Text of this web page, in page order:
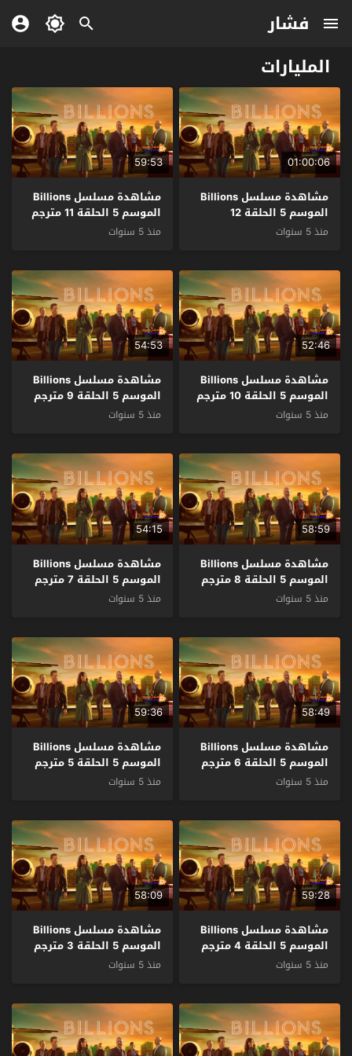
فشار
المليارات
01:00:06
مشاهدة مسلسل Billions
الموسم 5 الحلقة 12
والاخيرة مترجم
منذ 5 سنوات
59:53
مشاهدة مسلسل Billions
الموسم 5 الحلقة 11 مترجم
منذ 5 سنوات
52:46
مشاهدة مسلسل Billions
الموسم 5 الحلقة 10 مترجم
منذ 5 سنوات
54:53
مشاهدة مسلسل Billions
الموسم 5 الحلقة 9 مترجم
منذ 5 سنوات
58:59
مشاهدة مسلسل Billions
الموسم 5 الحلقة 8 مترجم
منذ 5 سنوات
54:15
مشاهدة مسلسل Billions
الموسم 5 الحلقة 7 مترجم
منذ 5 سنوات
58:49
مشاهدة مسلسل Billions
الموسم 5 الحلقة 6 مترجم
منذ 5 سنوات
59:36
مشاهدة مسلسل Billions
الموسم 5 الحلقة 5 مترجم
منذ 5 سنوات
59:28
مشاهدة مسلسل Billions
الموسم 5 الحلقة 4 مترجم
منذ 5 سنوات
58:09
مشاهدة مسلسل Billions
الموسم 5 الحلقة 3 مترجم
منذ 5 سنوات